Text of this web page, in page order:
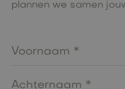
plannen we samen